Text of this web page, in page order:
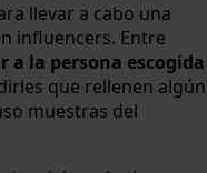
llevar a cabo una
influencers. Entre
a la persona escogida
que rellenen algún
muestras del